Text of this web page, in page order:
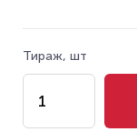
Тираж, шт